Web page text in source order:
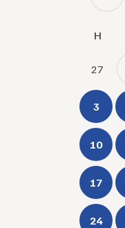
H
27
3
10
17
24